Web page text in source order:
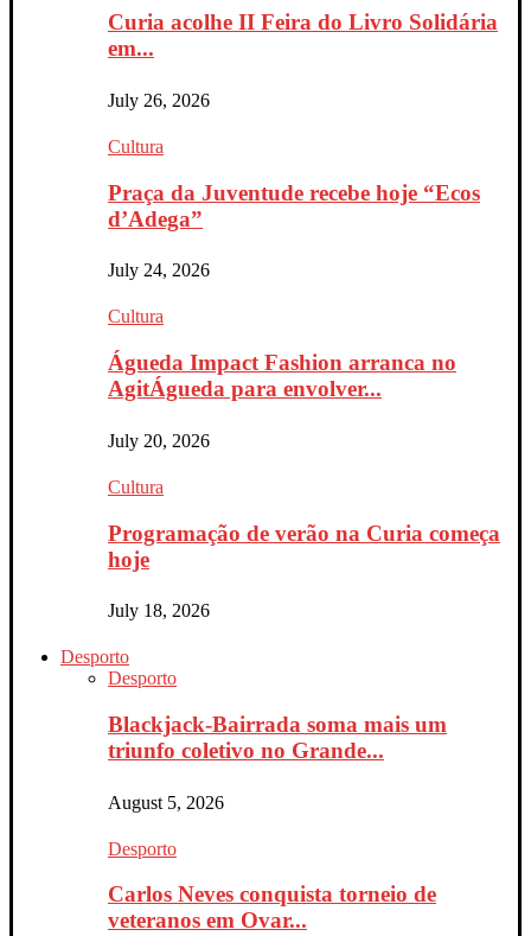
Curia acolhe II Feira do Livro Solidária
em...
July 26, 2026
Cultura
Praça da Juventude recebe hoje “Ecos
d’Adega”
July 24, 2026
Cultura
Águeda Impact Fashion arranca no
AgitÁgueda para envolver...
July 20, 2026
Cultura
Programação de verão na Curia começa
hoje
July 18, 2026
Desporto
Desporto
Blackjack-Bairrada soma mais um
triunfo coletivo no Grande...
August 5, 2026
Desporto
Carlos Neves conquista torneio de
veteranos em Ovar...